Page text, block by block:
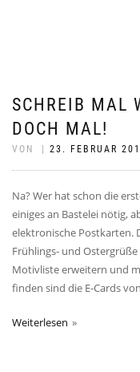
SCHREIB MAL
DOCH MAL!
VON 23. FEBRUAR
Na? Wer hat schon die
einiges an Bastelei nötig,
elektronische Postkarten.
Frühlings- und
Motivliste erweitern und
finden sind die E-Cards
Weiterlesen